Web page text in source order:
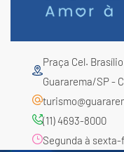
Praça Cel.
Guararema/SP -
(11) 4693-8000
Segunda à sexta-